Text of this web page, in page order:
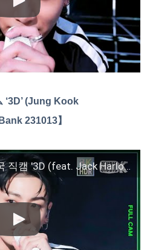
‘3D’ (Jung Kook
231013】
[K-Choreo 8K HDR] 정국 직캠 '3D (feat. Jack Harlow)' (Jung Kook Choreography) @MusicBank 231013